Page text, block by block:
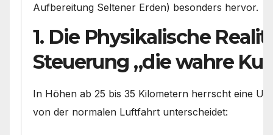
Aufbereitung Seltener Erden) besonders hervor.
1. Die Physikalische
Steuerung „die wahre
In Höhen ab 25 bis 35 Kilometern herrscht eine
von der normalen Luftfahrt unterscheidet: